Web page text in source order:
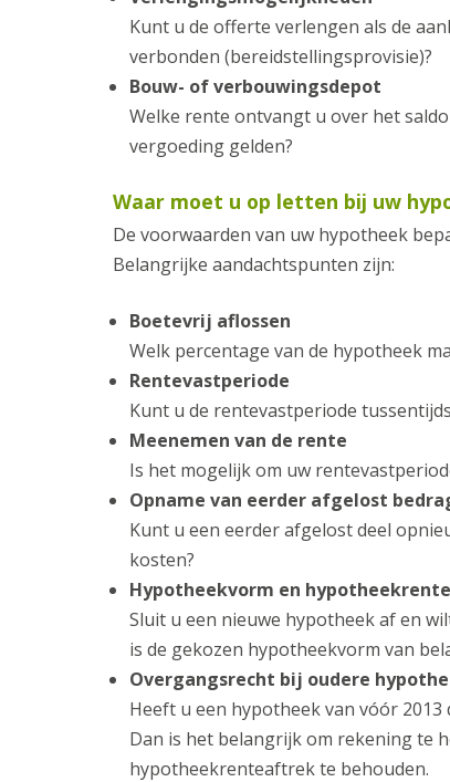
Kunt u de offerte verlengen als de
verbonden (bereidstellingsprovisie)?
Bouw- of verbouwingsdepot
Welke rente ontvangt u over het
vergoeding gelden?
Waar moet u op letten bij uw
De voorwaarden van uw hypotheek
Belangrijke aandachtspunten zijn:
Boetevrij aflossen
Welk percentage van de hypotheek
Rentevastperiode
Kunt u de rentevastperiode
Meenemen van de rente
Is het mogelijk om uw
Opname van eerder afgelost
Kunt u een eerder afgelost deel
kosten?
Hypotheekvorm en
Sluit u een nieuwe hypotheek af en
is de gekozen hypotheekvorm van
Overgangsrecht bij oudere
Heeft u een hypotheek van vóór
Dan is het belangrijk om rekening te
hypotheekrenteaftrek te behouden.